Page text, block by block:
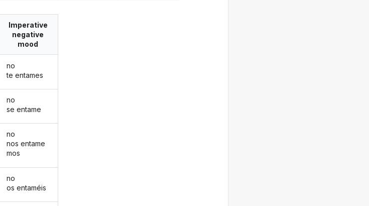
Imperative
negative
mood
no
te entames
no
se entame
no
nos entame
mos
no
os entaméis